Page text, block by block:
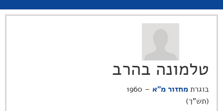
טלמונה בהרב
בוגרתמחזור מ"א
– 1960
(תש"ך)